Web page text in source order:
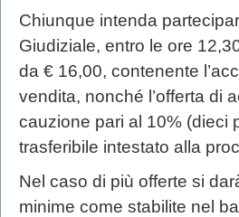
Chiunque intenda
Giudiziale, entro le ore
da € 16,00, contenente
vendita, nonché l’offerta di
cauzione pari al 10% (dieci
trasferibile intestato alla
Nel caso di più offerte si
minime come stabilite nel